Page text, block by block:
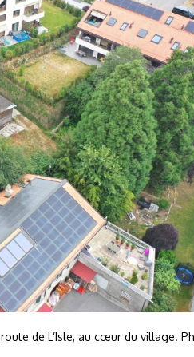
de L’Isle, au cœur du village.